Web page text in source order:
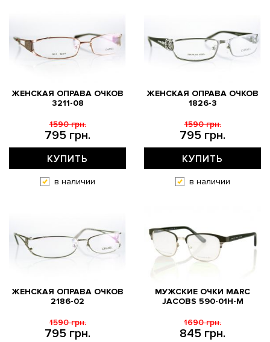
ЖЕНСКАЯ ОПРАВА ОЧКОВ
3211-08
795 грн.
1590 грн.
КУПИТЬ
в наличии
ЖЕНСКАЯ ОПРАВА ОЧКОВ
1826-3
795 грн.
1590 грн.
КУПИТЬ
в наличии
ЖЕНСКАЯ ОПРАВА ОЧКОВ
2186-02
795 грн.
1590 грн.
МУЖСКИЕ ОЧКИ MARC
JACOBS 590-01H-M
845 грн.
1690 грн.